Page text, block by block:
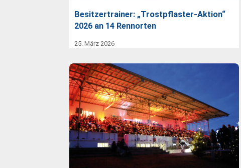
Besitzertrainer: „Trostpflaster-Aktion“
2026 an 14 Rennorten
25. März 2026